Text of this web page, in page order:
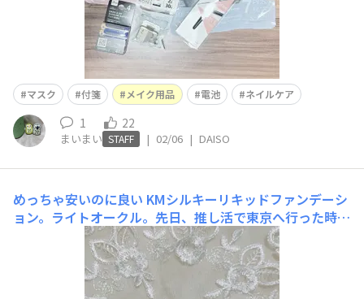
マスク 付箋 メイク用品 電池 ネイルケア
1 22
まいまい STAFF | 02/06 | DAISO
めっちゃ安いのに良い KMシルキーリキッドファンデーシ
ョン。ライトオークル。先日、推し活で東京へ行った時に
化粧道具をまるまる持って行くのを忘れてしまいダイソー
で最低限必要なものを3点ほど購入したうちの1つです。安
いのに、ナチュラルなカバー力もあります。もっとも購入
して良かったと思うことは、肌の弱い私がつけてもお肌大